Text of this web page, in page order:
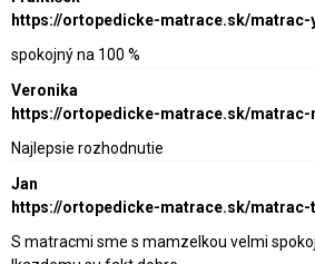
https://ortopedicke-matrace.sk/
spokojný na 100 %
Veronika
https://ortopedicke-matrace.sk/matrac-
Najlepsie rozhodnutie
Jan
https://ortopedicke-matrace.sk/matrac-
S matracmi sme s mamzelkou velmi